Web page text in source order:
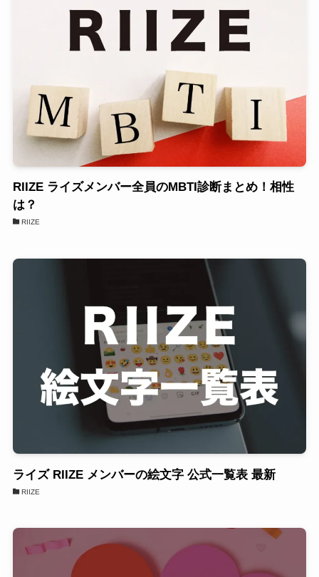
RIIZE ライズメンバー全員のMBTI診断まとめ！相性
は？
RIIZE
ライズ RIIZE メンバーの絵文字 公式一覧表 最新
RIIZE